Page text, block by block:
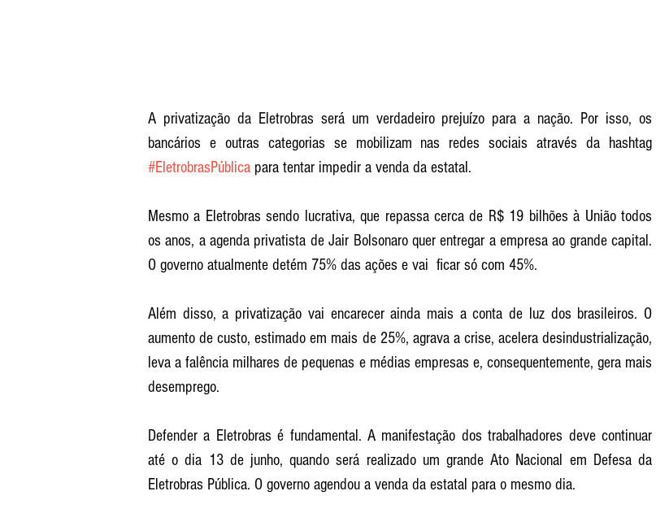
A privatização da Eletrobras será um verdadeiro prejuízo para a nação. Por isso, os
#EletrobrasPública para tentar impedir a venda da estatal.
Mesmo a Eletrobras sendo lucrativa, que repassa cerca de R$ 19 bilhões à União todos
os anos, a agenda privatista de Jair Bolsonaro quer entregar a empresa ao grande capital.
O governo atualmente detém 75% das ações e vai  ficar só com 45%.
Além disso, a privatização vai encarecer ainda mais a conta de luz dos brasileiros. O
aumento de custo, estimado em mais de 25%, agrava a crise, acelera desindustrialização,
leva a falência milhares de pequenas e médias empresas e, consequentemente, gera mais
desemprego.
Defender a Eletrobras é fundamental. A manifestação dos trabalhadores deve continuar
até o dia 13 de junho, quando será realizado um grande Ato Nacional em Defesa da
Eletrobras Pública. O governo agendou a venda da estatal para o mesmo dia.